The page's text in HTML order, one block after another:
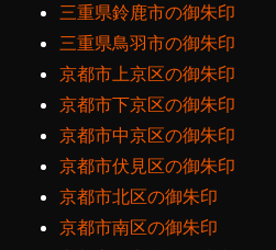
三重県鈴鹿市の御朱印
三重県鳥羽市の御朱印
京都市上京区の御朱印
京都市下京区の御朱印
京都市中京区の御朱印
京都市伏見区の御朱印
京都市北区の御朱印
京都市南区の御朱印